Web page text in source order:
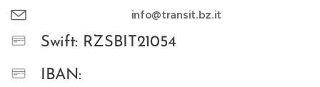
info@transit.bz.it
Swift: RZSBIT21054
IBAN: